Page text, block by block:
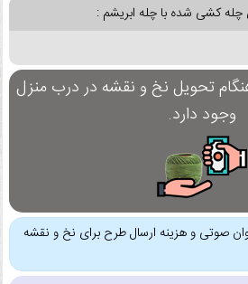
کشی شده با چله ابریشم :
تحویل نخ و نقشه در درب منزل
وجود دارد.
صوتی و هزینه ارسال طرح برای نخ و نقشه